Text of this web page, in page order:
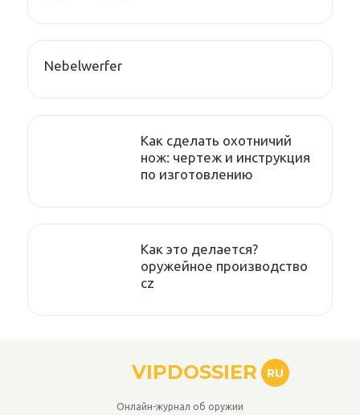
Nebelwerfer
Как сделать охотничий
нож: чертеж и инструкция
по изготовлению
Как это делается?
оружейное производство
cz
VIPDOSSIER RU
Онлайн-журнал об оружии